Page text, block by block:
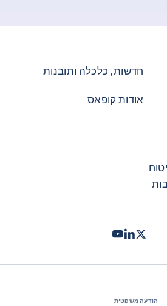
חדשות, כלכלה ותובנות
אודות קופאס
Twitter - קופאסLinkedIn
Youtube
הודעה משפטית